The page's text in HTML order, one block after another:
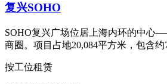
复兴SOHO
SOHO复兴广场位居上海内环的中心
商圈。项目占地20,084平方米，包含约
按工位租赁